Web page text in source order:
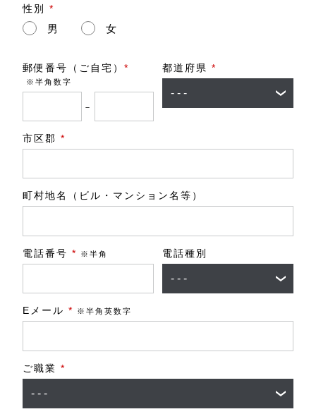
性別 *
男 女
郵便番号（ご自宅） *
※半角数字
－
都道府県 *
市区郡 *
町村地名（ビル・マンション名等）
電話番号 * ※半角 電話種別
Eメール * ※半角英数字
ご職業 *